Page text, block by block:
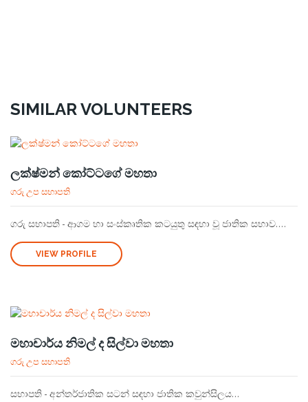
SIMILAR VOLUNTEERS
ලක්ෂ්මන් කෝට්ටගේ මහතා
ගරු උප සභාපති
ගරු සභාපති - ආගම හා සංස්කෘතික කටයුතු සඳහා වූ ජාතික සභාව....
VIEW PROFILE
මහාචාර්ය නිමල් ද සිල්වා මහතා
ගරු උප සභාපති
සභාපති - අන්තර්ජාතික සටන් සඳහා ජාතික කවුන්සිලය...